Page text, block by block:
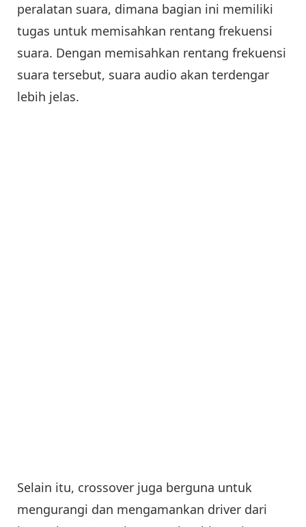
peralatan suara, dimana bagian ini memiliki
tugas untuk memisahkan rentang frekuensi
suara. Dengan memisahkan rentang frekuensi
suara tersebut, suara audio akan terdengar
lebih jelas.
Selain itu, crossover juga berguna untuk
mengurangi dan mengamankan driver dari